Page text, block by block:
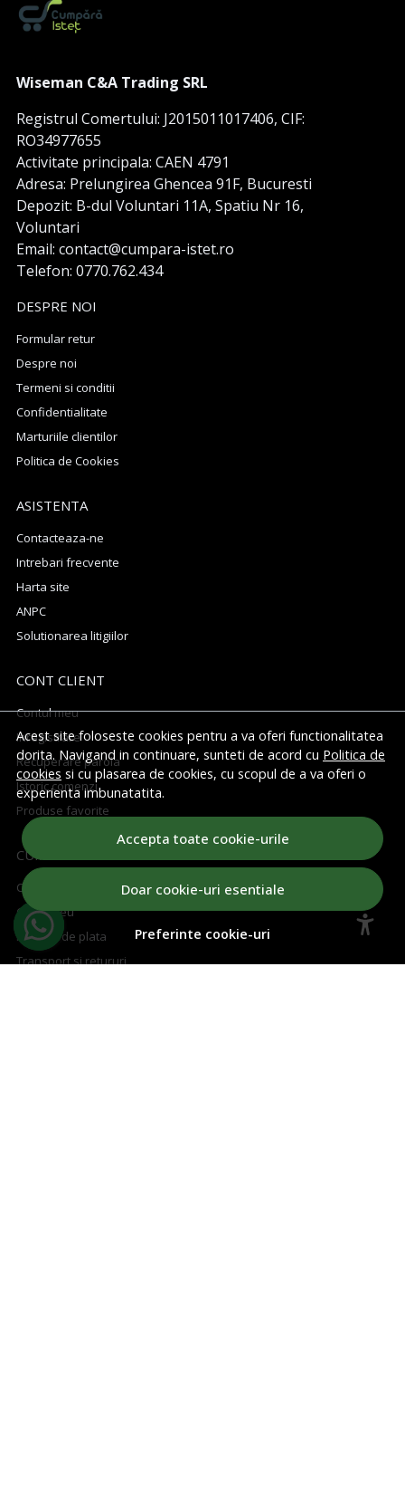
Acest site foloseste cookies pentru a va oferi functionalitatea
dorita. Navigand in continuare, sunteti de acord cu Politica de
cookies si cu plasarea de cookies, cu scopul de a va oferi o
experienta imbunatatita.
Accepta toate cookie-urile
Doar cookie-uri esentiale
Preferinte cookie-uri
Wiseman C&A Trading SRL
Registrul Comertului: J2015011017406, CIF:
RO34977655
Activitate principala: CAEN 4791
Adresa: Prelungirea Ghencea 91F, Bucuresti
Depozit: B-dul Voluntari 11A, Spatiu Nr 16,
Voluntari
Email: contact@cumpara-istet.ro
Telefon: 0770.762.434
DESPRE NOI
Formular retur
Despre noi
Termeni si conditii
Confidentialitate
Marturiile clientilor
Politica de Cookies
ASISTENTA
Contacteaza-ne
Intrebari frecvente
Harta site
ANPC
Solutionarea litigiilor
CONT CLIENT
Contul meu
Inregistrare
Recuperare parola
Istoric comenzi
Produse favorite
CUM CUMPAR
Cum cumpar
Cosul meu
Metode de plata
Transport si retururi